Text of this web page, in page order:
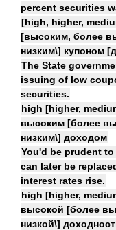
percent securities
[high, higher,
[высоким, более
низким\] купоном
The State
issuing of low
securities.
high [higher,
высоким [более
низким\] доходом
You'd be prudent
can later be
interest rates rise.
high [higher,
высокой [более
низкой\]